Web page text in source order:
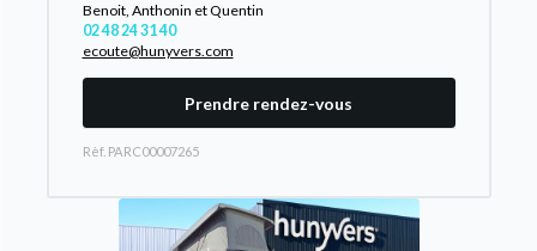
Benoit, Anthonin et Quentin
02 48 24 31 40
ecoute@hunyvers.com
Prendre rendez-vous
Rèf. PARC00007265